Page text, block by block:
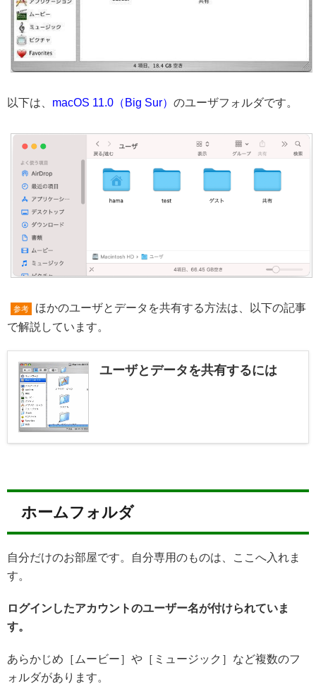
以下は、 macOS 11.0（Big Sur） のユーザフォルダです。
参考
ほかのユーザとデータを共有する方法は、以下の記事
で解説しています。
ユーザとデータを共有するには
ホームフォルダ
自分だけのお部屋です。自分専用のものは、ここへ入れま
す。
ログインしたアカウントのユーザー名が付けられていま
す。
あらかじめ［ムービー］や［ミュージック］など複数のフ
ォルダがあります。